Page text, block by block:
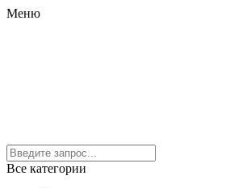
Меню
Все категории